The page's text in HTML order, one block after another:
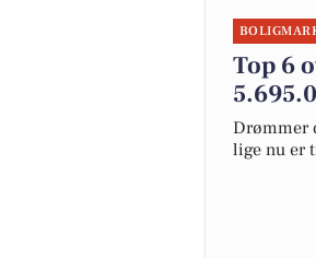
Top 6
Drømmer
lige nu er